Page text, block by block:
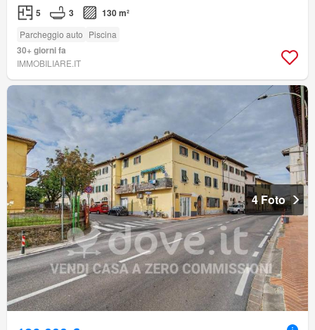
5 3 130 m²
Parcheggio auto Piscina
30+ giorni fa
IMMOBILIARE.IT
4 Foto